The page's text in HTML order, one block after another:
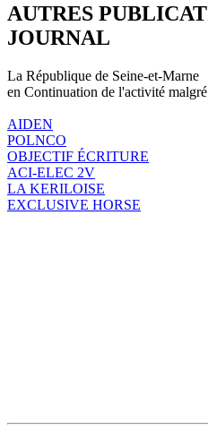
AUTRES
JOURNAL
La République de Seine-et-Marne
en Continuation de l'activité malgré
AIDEN
POLNCO
OBJECTIF ÉCRITURE
ACI-ELEC 2V
LA KERILOISE
EXCLUSIVE HORSE